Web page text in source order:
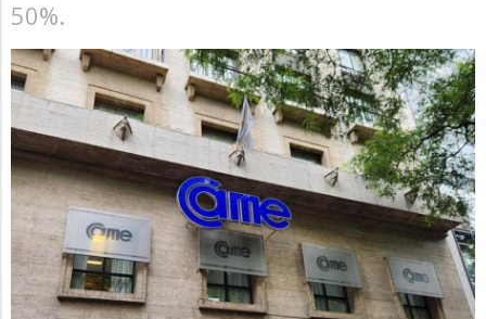
50%.